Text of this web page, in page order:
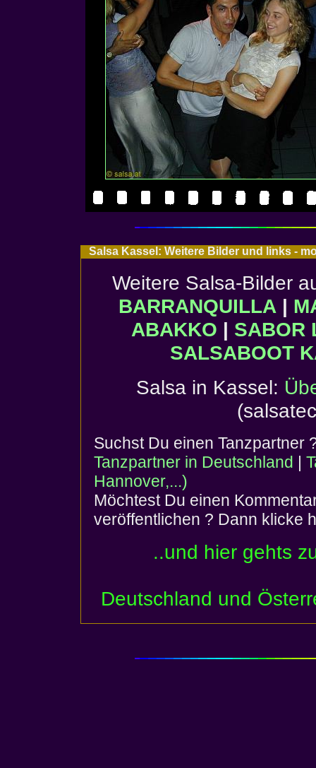
Salsa Kassel: Weitere Bilder und links -
Weitere Salsa-Bilder
BARRANQUILLA |
ABAKKO | SABOR
SALSABOOT
Salsa in Kassel:
Suchst Du einen Tanzpartner
Tanzpartner in Deutschland |
Hannover,...)
Möchtest Du einen
veröffentlichen ? Dann klicke
..und hier gehts
Deutschland und